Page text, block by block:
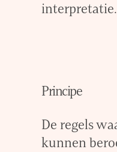
interpretatie.
Principe
De regels
kunnen